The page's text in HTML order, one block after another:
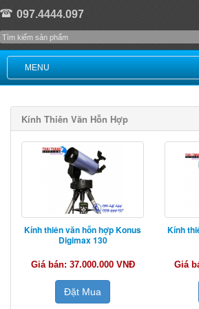
097.4444.097
MENU
Kính Thiên Văn Hỗn Hợp
Kính thiên văn hỗn hợp Konus
Digimax 130
Giá bán: 37.000.000 VNĐ
Đặt Mua
Kính
Giá